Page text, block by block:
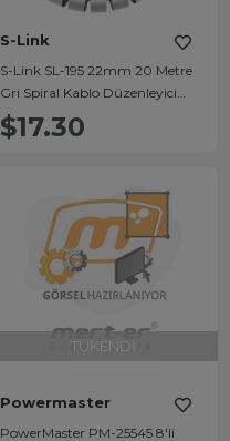
S-Link
S-Link SL-195 22mm 20 Metre
Gri Spiral Kablo Düzenleyici
Toplayıcı Pratik Uygulama
Aparatlı
$17.30
TÜKENDI
Powermaster
PowerMaster PM-25545 8'li